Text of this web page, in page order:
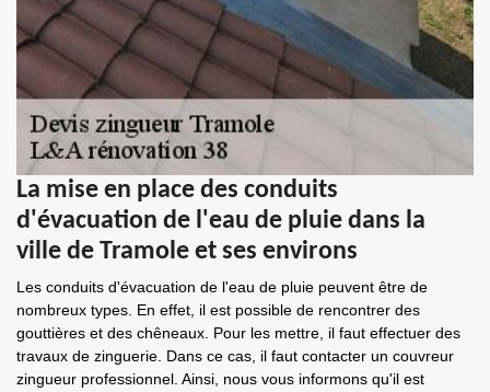
La mise en place des conduits
d'évacuation de l'eau de pluie dans la
ville de Tramole et ses environs
Les conduits d'évacuation de l'eau de pluie peuvent être de
nombreux types. En effet, il est possible de rencontrer des
gouttières et des chêneaux. Pour les mettre, il faut effectuer des
travaux de zinguerie. Dans ce cas, il faut contacter un couvreur
zingueur professionnel. Ainsi, nous vous informons qu'il est